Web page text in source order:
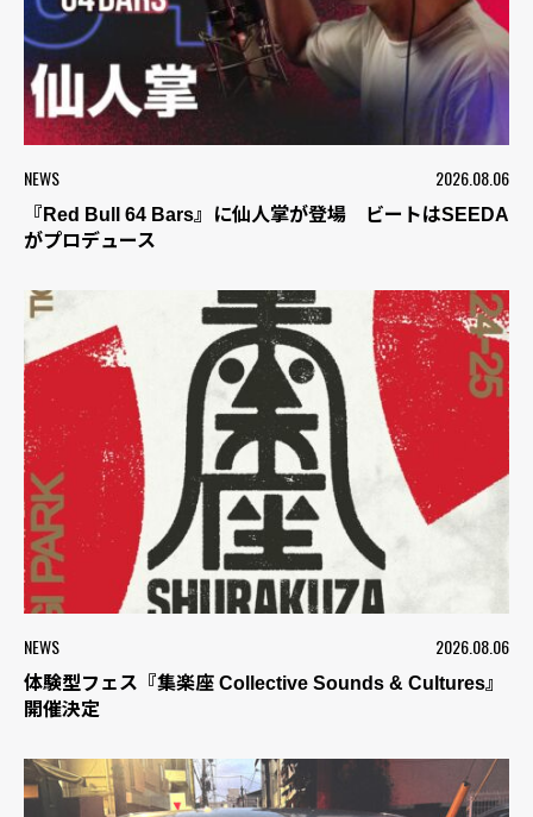
NEWS 2026.08.06
『Red Bull 64 Bars』に仙人掌が登場 ビートはSEEDA
がプロデュース
NEWS 2026.08.06
体験型フェス『集楽座 Collective Sounds & Cultures』
開催決定